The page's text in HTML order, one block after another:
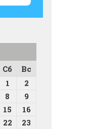
Сб
Вс
1
2
8
9
15
16
22
23